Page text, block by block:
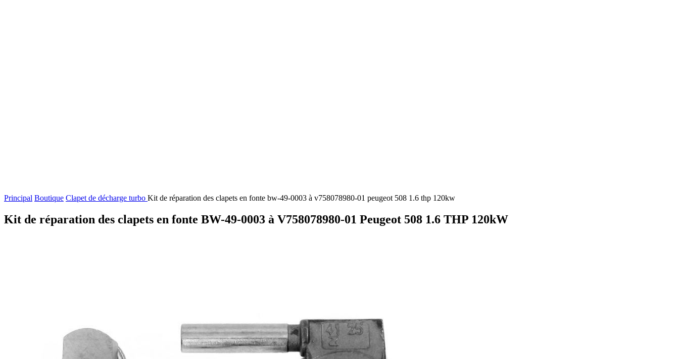
Principal Boutique Clapet de décharge turbo Kit de réparation des clapets en fonte bw-49-0003 à v758078980-01 peugeot 508 1.6 thp 120kw
Kit de réparation des clapets en fonte BW-49-0003 à V758078980-01 Peugeot 508 1.6 THP 120kW